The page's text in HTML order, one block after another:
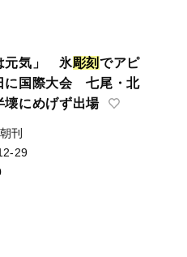
元気」 氷彫刻 でアピ
国際大会 七尾・北
にめげず出場
刊
29